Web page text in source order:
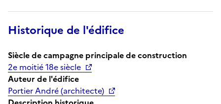
Historique de l'édifice
Siècle de campagne principale de construction
2e moitié 18e siècle
Auteur de l'édifice
Portier André (architecte)